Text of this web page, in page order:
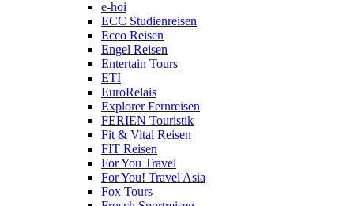
e-hoi
ECC Studienreisen
Ecco Reisen
Engel Reisen
Entertain Tours
ETI
EuroRelais
Explorer Fernreisen
FERIEN Touristik
Fit & Vital Reisen
FIT Reisen
For You Travel
For You! Travel Asia
Fox Tours